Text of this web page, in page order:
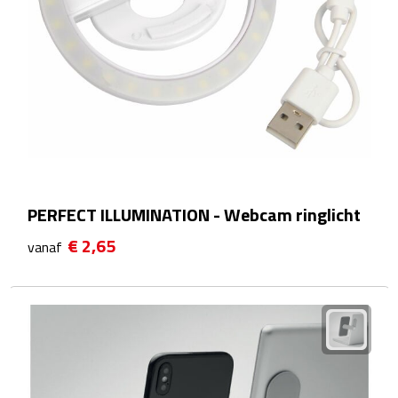
Wellness Giftsets
JANZEN
Marie-Stella-Maris
Douche & Bad
Badeendjes
PERFECT ILLUMINATION - Webcam ringlicht
vanaf € 2,65